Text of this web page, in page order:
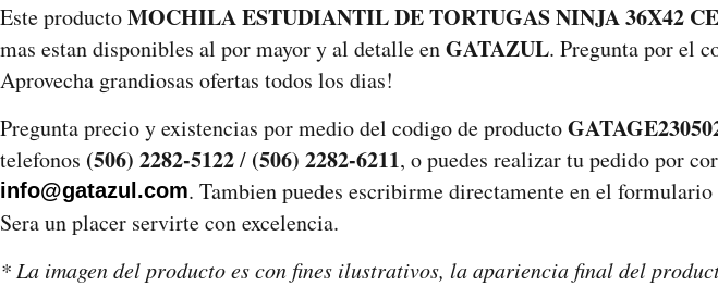
Este productoMOCHILA ESTUDIANTIL DE TORTUGAS NINJA 36X42
mas estan disponibles al por mayor y al detalle enGATAZUL. Pregunta por el
Aprovecha grandiosas ofertas todos los dias!
Pregunta precio y existencias por medio del codigo de producto
telefonos (506) 2282-5122/ (506) 2282-6211, o puedes realizar tu pedido por
info@gatazul.com. Tambien puedes escribirme directamente en el
Sera un placer servirte con excelencia.
* La imagen del producto es con fines ilustrativos, la apariencia final del